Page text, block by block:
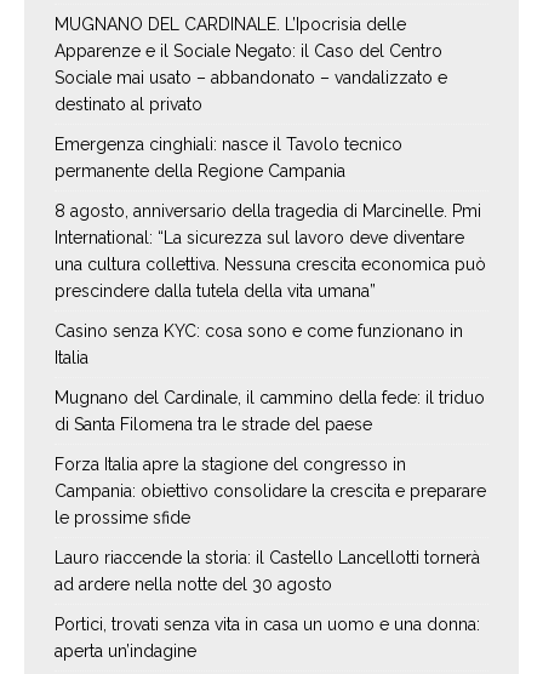
MUGNANO DEL CARDINALE. L’Ipocrisia delle
Apparenze e il Sociale Negato: il Caso del Centro
Sociale mai usato – abbandonato – vandalizzato e
destinato al privato
Emergenza cinghiali: nasce il Tavolo tecnico
permanente della Regione Campania
8 agosto, anniversario della tragedia di Marcinelle. Pmi
International: “La sicurezza sul lavoro deve diventare
una cultura collettiva. Nessuna crescita economica può
prescindere dalla tutela della vita umana”
Casino senza KYC: cosa sono e come funzionano in
Italia
Mugnano del Cardinale, il cammino della fede: il triduo
di Santa Filomena tra le strade del paese
Forza Italia apre la stagione del congresso in
Campania: obiettivo consolidare la crescita e preparare
le prossime sfide
Lauro riaccende la storia: il Castello Lancellotti tornerà
ad ardere nella notte del 30 agosto
Portici, trovati senza vita in casa un uomo e una donna:
aperta un’indagine